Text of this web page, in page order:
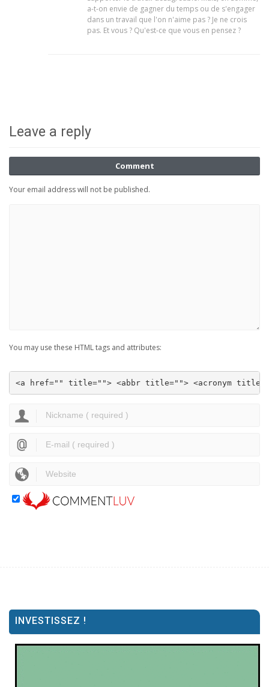
a-t-on envie de gagner du temps ou de s'engager
dans un travail que l'on n'aime pas ? Je ne crois
pas. Et vous ? Qu'est-ce que vous en pensez ?
Leave a reply
Comment
Your email address will not be published.
You may use these HTML tags and attributes:
<a href="" title=""> <abbr title=""> <acronym
INVESTISSEZ !